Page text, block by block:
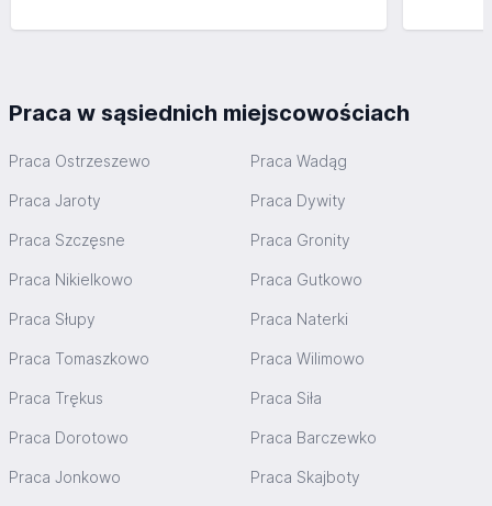
Praca w sąsiednich miejscowościach
Praca Ostrzeszewo Praca Wadąg
Praca Jaroty Praca Dywity
Praca Szczęsne Praca Gronity
Praca Nikielkowo Praca Gutkowo
Praca Słupy Praca Naterki
Praca Tomaszkowo Praca Wilimowo
Praca Trękus Praca Siła
Praca Dorotowo Praca Barczewko
Praca Jonkowo Praca Skajboty